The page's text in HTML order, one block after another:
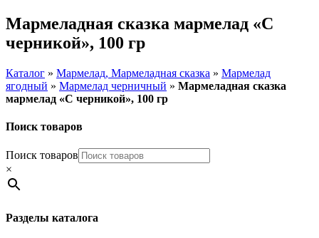
Мармеладная сказка мармелад «С
черникой», 100 гр
Каталог » Мармелад, Мармеладная сказка » Мармелад
ягодный » Мармелад черничный » Мармеладная сказка
мармелад «С черникой», 100 гр
Поиск товаров
Поиск товаров
×
Разделы каталога